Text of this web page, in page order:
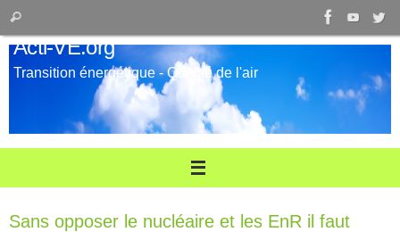
Passer
au
contenu
pour
:
Rechercher
Acti-VE.org
Transition énergétique - Qualité de l'air
Sans opposer le nucléaire et les EnR il faut